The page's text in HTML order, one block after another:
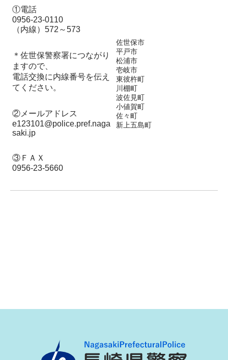
①電話
0956-23-0110
（内線）572～573
＊佐世保警察署につながり
ますので、
電話交換に内線番号を伝え
てください。
②メールアドレス
e123101@police.pref.naga
saki.jp
③ＦＡＸ
0956-23-5660
佐世保市
平戸市
松浦市
壱岐市
東彼杵町
川棚町
波佐見町
小値賀町
佐々町
新上五島町